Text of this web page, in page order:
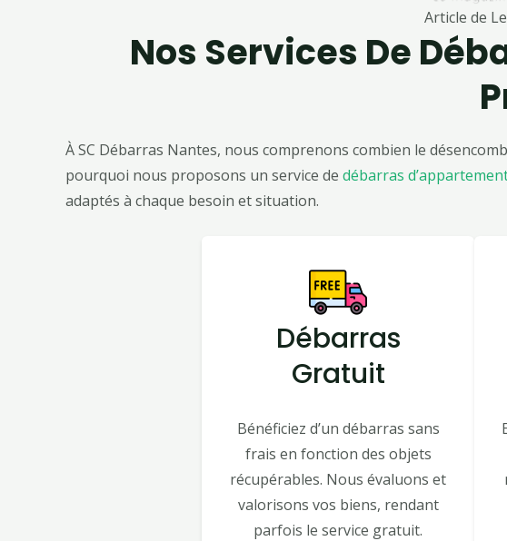
Article de
Nos Services De
À SC Débarras Nantes, nous comprenons combien le
pourquoi nous proposons un service de débarras
adaptés à chaque besoin et situation.
Débarras
Gratuit
Bénéficiez d’un débarras sans
frais en fonction des objets
récupérables. Nous évaluons et
valorisons vos biens, rendant
parfois le service gratuit.